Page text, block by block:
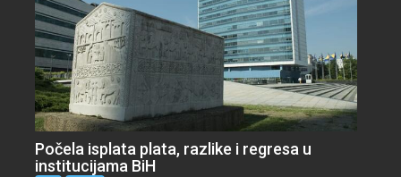
Počela isplata plata, razlike i regresa u
institucijama BiH